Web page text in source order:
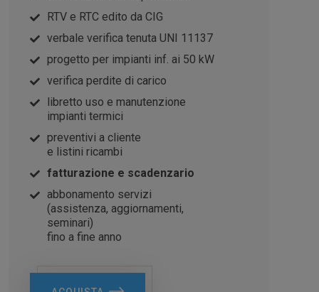
RTV e RTC edito da CIG
verbale verifica tenuta UNI 11137
progetto per impianti inf. ai 50 kW
verifica perdite di carico
libretto uso e manutenzione
impianti termici
preventivi a cliente
e listini ricambi
fatturazione e scadenzario
abbonamento servizi
(assistenza, aggiornamenti,
seminari)
fino a fine anno